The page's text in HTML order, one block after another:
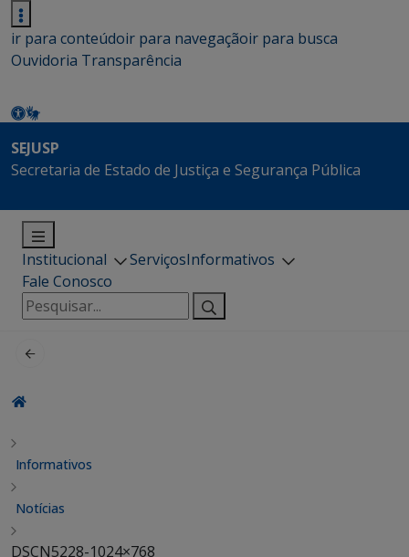
ir para conteúdoir para navegaçãoir para busca
Ouvidoria Transparência
SEJUSP
Secretaria de Estado de Justiça e Segurança Pública
Institucional ServiçosInformativos
Fale Conosco
Pesquisar
por:
Informativos
Notícias
DSCN5228-1024×768